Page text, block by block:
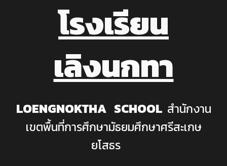
โรงเรียน
เลิงนกทา
LOENGNOKTHA SCHOOL สำนักงาน
เขตพื้นที่การศึกษามัธยมศึกษาศรีสะเกษ
ยโสธร